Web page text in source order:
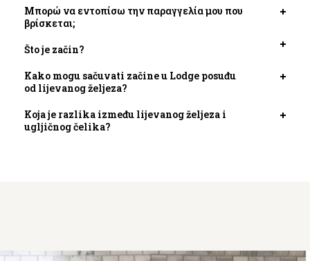
karticu
Μπορώ να εντοπίσω την παραγγελία μου που
βρίσκεται;
Otvori
karticu
Što je začin?
Otvori
karticu
Kako mogu sačuvati začine u Lodge posuđu
od lijevanog željeza?
Otvori
Koja je razlika između lijevanog željeza i
ugljičnog čelika?
Otvori